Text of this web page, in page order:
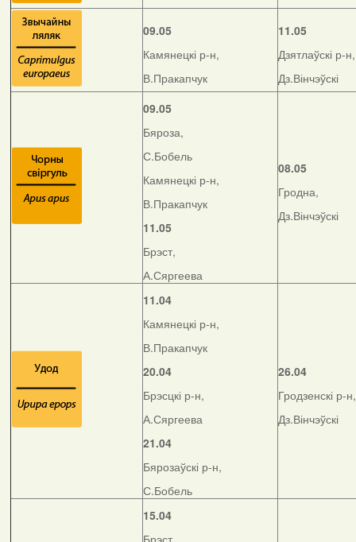
09.05
Камянецкі р-н,
В.Пракапчук
11.05
Дзятлаўскі р-н,
Дз.Вінчэўскі
09.05
Бяроза,
С.Бобель
Камянецкі р-н,
В.Пракапчук
11.05
Брэст,
А.Сяргеева
08.05
Гродна,
Дз.Вінчэўскі
11.04
Камянецкі р-н,
В.Пракапчук
20.04
Брэсцкі р-н,
А.Сяргеева
21.04
Бярозаўскі р-н,
С.Бобель
26.04
Гродзенскі р-н,
Дз.Вінчэўскі
15.04
Брэст,